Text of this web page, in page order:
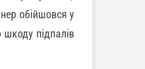
обійшовся у
підпалів